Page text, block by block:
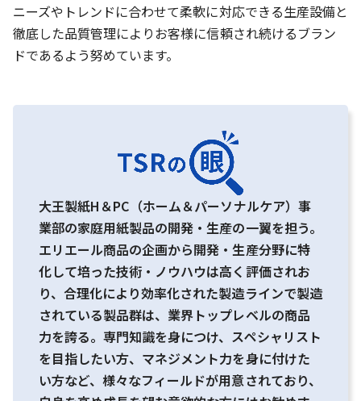
ニーズやトレンドに合わせて柔軟に対応できる生産設備と
徹底した品質管理によりお客様に信頼され続けるブラン
ドであるよう努めています。
大王製紙H＆PC（ホーム＆パーソナルケア）事
業部の家庭用紙製品の開発・生産の一翼を担う。
エリエール商品の企画から開発・生産分野に特
化して培った技術・ノウハウは高く評価されお
り、合理化により効率化された製造ラインで製造
されている製品群は、業界トップレベルの商品
力を誇る。専門知識を身につけ、スペシャリスト
を目指したい方、マネジメント力を身に付けた
い方など、様々なフィールドが用意されており、